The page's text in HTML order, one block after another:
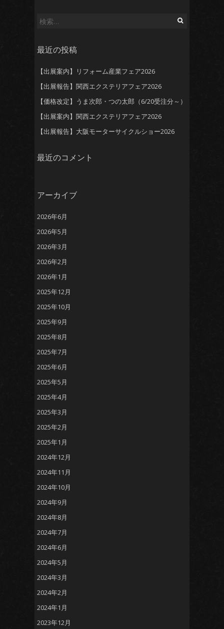
検
最近の投稿
【出展案内】リフォーム産業フェア2026
【出展報告】関西エクステリアフェア2026
【価格改定】うま次郎・つの太郎（6/20受注分～）
【出展案内】関西エクステリアフェア2026
【出展報告】大阪モーターサイクルショー2026
最近のコメント
アーカイブ
2026年6月
2026年5月
2026年3月
2026年2月
2026年1月
2025年12月
2025年10月
2025年9月
2025年8月
2025年7月
2025年6月
2025年5月
2025年4月
2025年3月
2025年2月
2025年1月
2024年12月
2024年11月
2024年10月
2024年9月
2024年8月
2024年7月
2024年6月
2024年5月
2024年3月
2024年2月
2024年1月
2023年12月